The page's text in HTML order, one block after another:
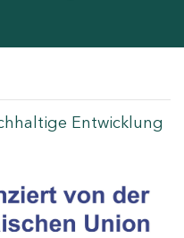
Entwicklung